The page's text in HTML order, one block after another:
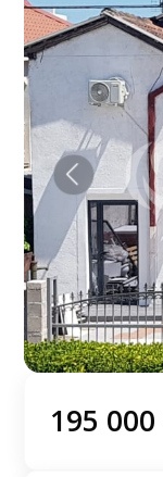
195 000